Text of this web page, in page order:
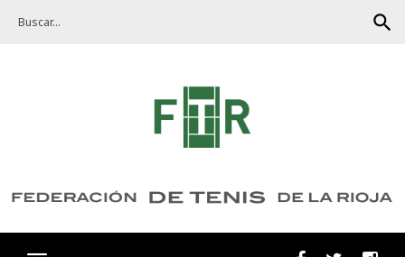
search